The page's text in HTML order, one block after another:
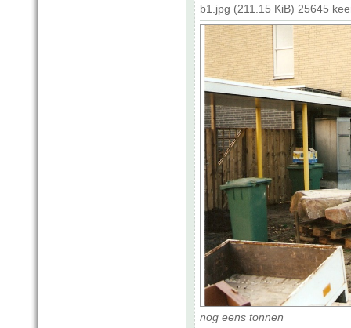
b1.jpg (211.15 KiB) 25645
nog eens tonnen